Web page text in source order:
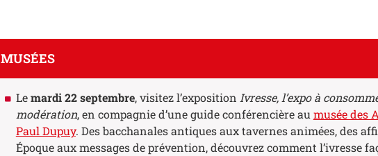
MUSÉES
Lemardi 22 septembre, visitez l’exposition Ivresse, l’expo à
modération, en compagnie d’une guide conférencière au musée des
Paul Dupuy. Des bacchanales antiques aux tavernes animées, des
Époque aux messages de prévention, découvrez comment l’ivresse